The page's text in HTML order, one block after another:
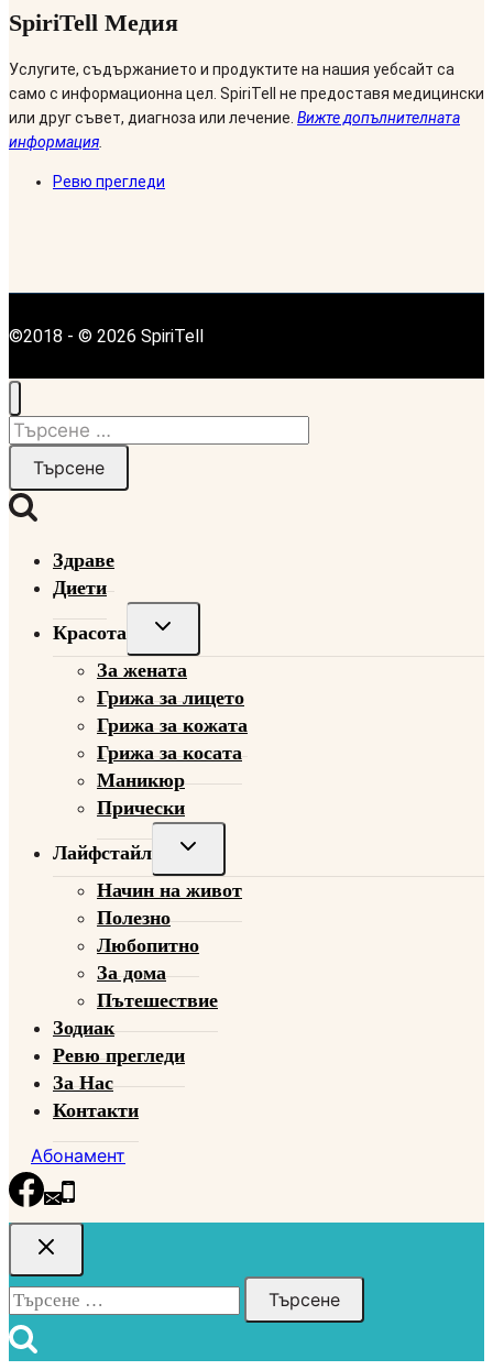
SpiriTell Медия
Услугите, съдържанието и продуктите на нашия уебсайт са
само с информационна цел. SpiriTell не предоставя медицински
или друг съвет, диагноза или лечение. Вижте допълнителната
информация
Ревю прегледи
©2018 - © 2026 SpiriTell
Търсене
Здраве
Диети
Красота
Toggle
child
menu
За жената
Грижа за лицето
Грижа за кожата
Грижа за косата
Маникюр
Прически
Лайфстайл
Toggle
child
menu
Начин на живот
Полезно
Любопитно
За дома
Пътешествие
Зодиак
Ревю прегледи
За Нас
Контакти
Абонамент
Търсене
за: